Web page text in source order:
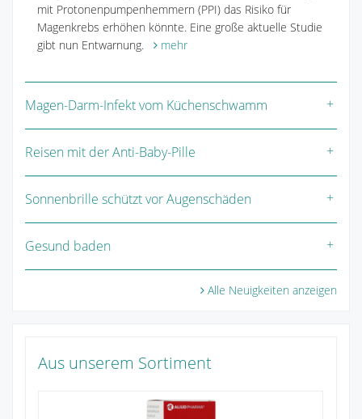
mit Protonenpumpenhemmern (PPI) das Risiko für
Magenkrebs erhöhen könnte. Eine große aktuelle Studie
gibt nun Entwarnung.
mehr
Magen-Darm-Infekt vom Küchenschwamm
Reisen mit der Anti-Baby-Pille
Sonnenbrille schützt vor Augenschäden
Gesund baden
Alle Neuigkeiten anzeigen
Aus unserem Sortiment